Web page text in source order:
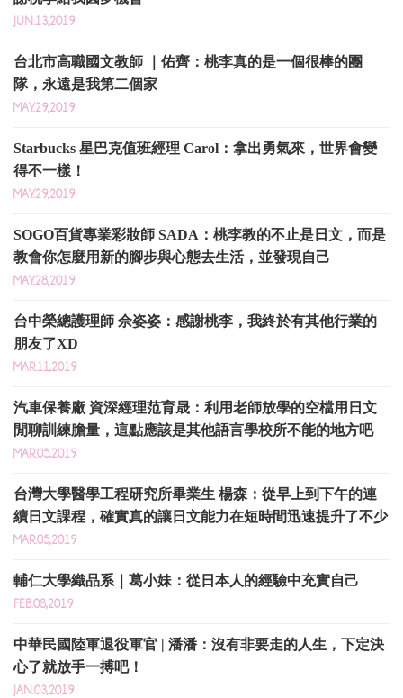
JUN.13,2019
台北市高職國文教師 ｜佑齊：桃李真的是一個很棒的團
隊，永遠是我第二個家
MAY.29,2019
Starbucks 星巴克值班經理 Carol：拿出勇氣來，世界會變
得不一樣！
MAY.29,2019
SOGO百貨專業彩妝師 SADA：桃李教的不止是日文，而是
教會你怎麼用新的腳步與心態去生活，並發現自己
MAY.28,2019
台中榮總護理師 佘姿姿：感謝桃李，我終於有其他行業的
朋友了XD
MAR.11,2019
汽車保養廠 資深經理范育晟：利用老師放學的空檔用日文
閒聊訓練膽量，這點應該是其他語言學校所不能的地方吧
MAR.05,2019
台灣大學醫學工程研究所畢業生 楊森：從早上到下午的連
續日文課程，確實真的讓日文能力在短時間迅速提升了不少
MAR.05,2019
輔仁大學織品系｜葛小妹：從日本人的經驗中充實自己
FEB.08,2019
中華民國陸軍退役軍官 | 潘潘：沒有非要走的人生，下定決
心了就放手一搏吧！ ​
JAN.03,2019